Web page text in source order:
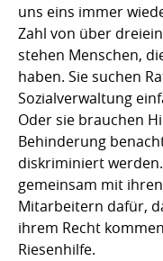
uns eins immer
Zahl von über
stehen Menschen,
haben. Sie suchen
Sozialverwaltung
Oder sie brauchen
Behinderung
diskriminiert
gemeinsam mit
Mitarbeitern dafür,
ihrem Recht
Riesenhilfe.